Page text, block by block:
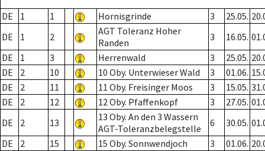
DE 1 1 Hornisgrinde 3 25.05.
DE
1 2
AGT Toleranz Hoher
Randen
3 16.05.
DE
1 3 Herrenwald 3 25.05.
DE
2 10 10 Oby. Unterwieser Wald 3 01.06.
DE
2 11 11 Oby. Freisinger Moos 3 15.05.
DE
2 12 12 Oby. Pfaffenkopf 3 27.05.
DE
2 13
13 Oby. An den 3 Wassern
AGT-Toleranzbelegstelle
6 30.05.
DE
2 15 15 Oby. Sonnwendjoch 3 01.06.